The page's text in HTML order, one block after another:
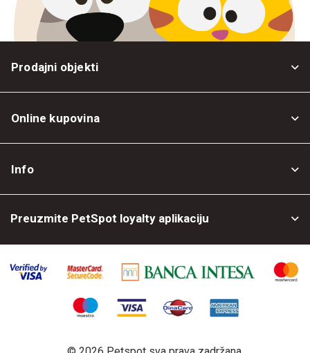
Prodajni objekti
Online kupovina
Info
Preuzmite PetSpot loyalty aplikaciju